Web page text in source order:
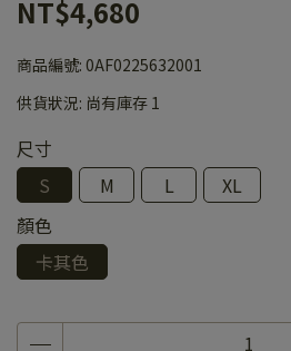
NT$4,680
商品編號: 0AF0225632001
供貨狀況: 尚有庫存 1
尺寸
S
M L
XL
顏色
卡其色